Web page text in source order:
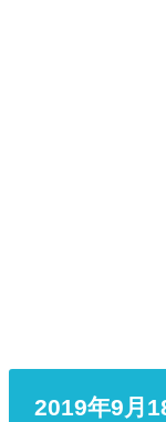
2019年9月